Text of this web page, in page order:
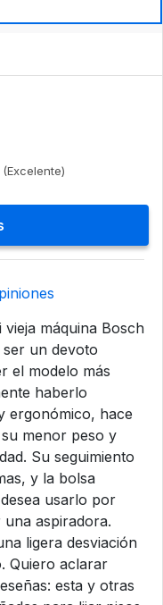
vieja máquina Bosch
un devoto
el modelo más
haberlo
ergonómico, hace
menor peso y
Su seguimiento
y la bolsa
usarlo por
aspiradora.
ligera desviación
Quiero aclarar
esta y otras